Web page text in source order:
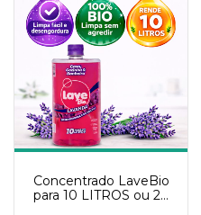
Concentrado LaveBio
para 10 LITROS ou 20